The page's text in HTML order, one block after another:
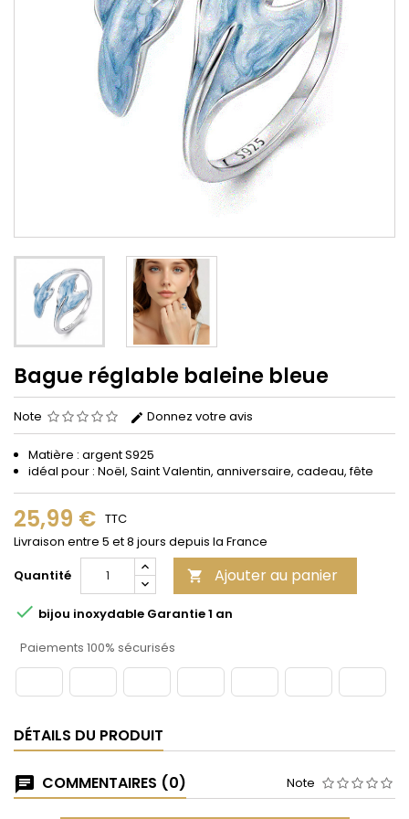
Bague réglable baleine bleue
Note Donnez votre avis
Matière : argent S925
idéal pour : Noël, Saint Valentin, anniversaire, cadeau, fête
25,99 € TTC
Livraison entre 5 et 8 jours depuis la France
Quantité
 Ajouter au panier
 bijou inoxydable Garantie 1 an
Paiements 100% sécurisés
DÉTAILS DU PRODUIT
COMMENTAIRES (0) Note